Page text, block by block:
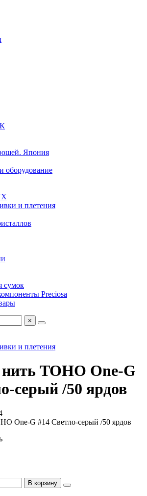
Япония
оборудование
и плетения
сумок
Preciosa
×
и плетения
TOHO One-G
серый /50 ярдов
В корзину